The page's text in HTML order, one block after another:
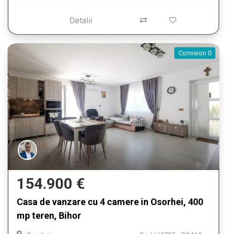
Detalii
Comision 0
154.900 €
Casa de vanzare cu 4 camere in Osorhei, 400
mp teren, Bihor